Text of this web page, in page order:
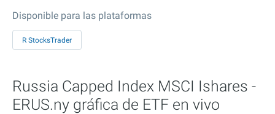
Disponible para las plataformas
R StocksTrader
Russia Capped Index MSCI Ishares -
ERUS.ny gráfica de ETF en vivo